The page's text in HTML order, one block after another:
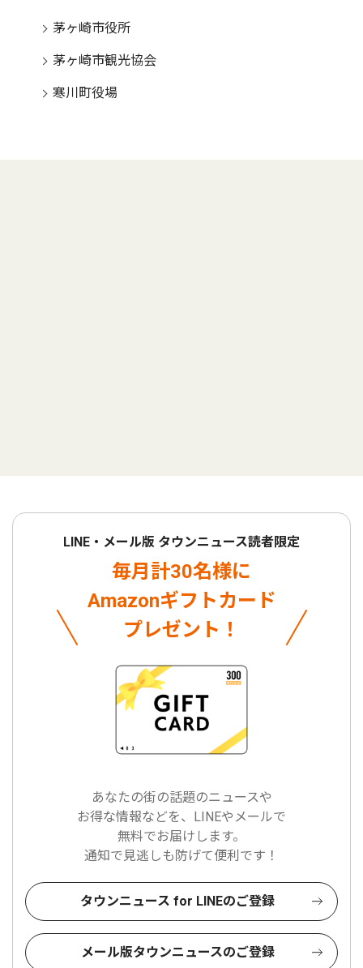
茅ヶ崎市役所
茅ヶ崎市観光協会
寒川町役場
LINE・メール版 タウンニュース読者限定
毎月計30名様に
Amazonギフトカード
プレゼント！
あなたの街の話題のニュースや
お得な情報などを、LINEやメールで
無料でお届けします。
通知で見逃しも防げて便利です！
タウンニュース for LINEのご登録
メール版タウンニュースのご登録